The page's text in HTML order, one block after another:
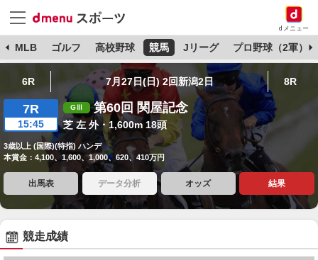
dメニュー
MLB ゴルフ 高校野球 競馬 Jリーグ プロ野球（2軍）
6R 7月27日(日) 2回新潟2日 8R
7R
15:45
第60回 関屋記念
芝 左 外・1,600m 18頭
3歳以上 (国際)(特指) ハンデ
本賞金：4,100、1,600、1,000、620、410万円
出馬表 データ分析 オッズ 結果
競走成績